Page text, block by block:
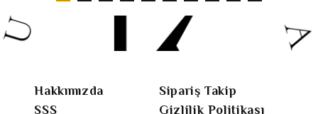
Hakkımızda
Sipariş Takip
SSS
Gizlilik Politikası